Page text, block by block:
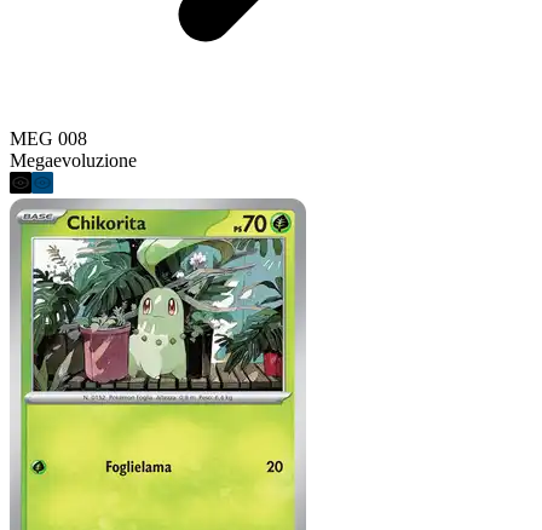
MEG 008
Megaevoluzione